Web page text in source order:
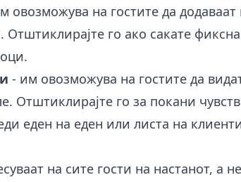
овозможува на гостите да додаваат
Отштиклирајте го ако сакате
- им овозможува на гостите да
Отштиклирајте го за покани
еден на еден или листа на
на сите гости на настанот, а